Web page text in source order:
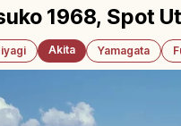
1968, Spot
Akita Yamagata